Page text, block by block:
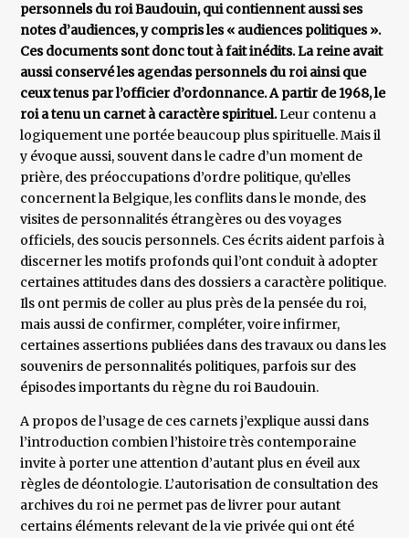
personnels du roi Baudouin, qui contiennent aussi ses
notes d’audiences, y compris les « audiences politiques ».
Ces documents sont donc tout à fait inédits. La reine avait
aussi conservé les agendas personnels du roi ainsi que
ceux tenus par l’officier d’ordonnance. A partir de 1968, le
roi a tenu un carnet à caractère spirituel.Leur contenu a
logiquement une portée beaucoup plus spirituelle. Mais il
y évoque aussi, souvent dans le cadre d’un moment de
prière, des préoccupations d’ordre politique, qu’elles
concernent la Belgique, les conflits dans le monde, des
visites de personnalités étrangères ou des voyages
officiels, des soucis personnels. Ces écrits aident parfois à
discerner les motifs profonds qui l’ont conduit à adopter
certaines attitudes dans des dossiers a caractère politique.
Ils ont permis de coller au plus près de la pensée du roi,
mais aussi de confirmer, compléter, voire infirmer,
certaines assertions publiées dans des travaux ou dans les
souvenirs de personnalités politiques, parfois sur des
épisodes importants du règne du roi Baudouin.
A propos de l’usage de ces carnets j’explique aussi dans
l’introduction combien l’histoire très contemporaine
invite à porter une attention d’autant plus en éveil aux
règles de déontologie. L’autorisation de consultation des
archives du roi ne permet pas de livrer pour autant
certains éléments relevant de la vie privée qui ont été